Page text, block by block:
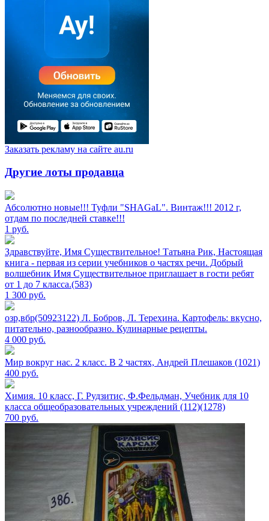
Заказать рекламу на сайте au.ru
Другие лоты продавца
Абсолютно новые!!! Туфли "SHAGаL". Винтаж!!! 2012 г,
отдам по последней ставке!!!
1 руб.
Здравствуйте, Имя Существительное! Татьяна Рик, Настоящая
книга - первая из серии учебников о частях речи. Добрый
волшебник Имя Существительное приглашает в гости ребят
от 1 до 7 класса.(583)
1 300 руб.
озр,вбр(50923122) Л. Бобров, Л. Терехина. Картофель: вкусно,
питательно, разнообразно. Кулинарные рецепты.
4 000 руб.
Мир вокруг нас. 2 класс. В 2 частях, Андрей Плешаков (1021)
400 руб.
Химия. 10 класс, Г. Рудзитис, Ф.Фельдман, Учебник для 10
класса общеобразовательных учреждений (112)(1278)
700 руб.